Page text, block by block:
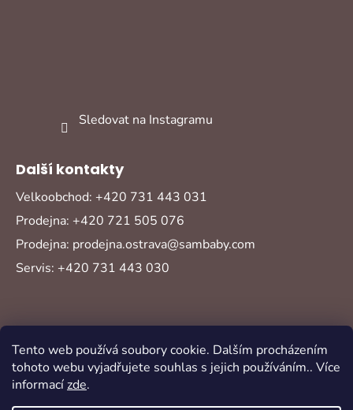
Tento web používá soubory cookie. Dalším procházením
tohoto webu vyjadřujete souhlas s jejich používáním.. Více
informacízde.
Sledovat na Instagramu
Další kontakty
Velkoobchod: +420 731 443 031
Prodejna: +420 721 505 076
Prodejna: prodejna.ostrava@sambaby.com
Servis: +420 731 443 030
Vytvořil Shoptet